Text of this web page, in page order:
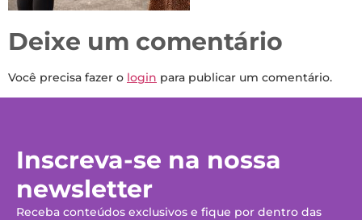
Deixe um comentário
Você precisa fazer o login para publicar um comentário.
Inscreva-se na nossa
newsletter
Receba conteúdos exclusivos e fique por dentro das